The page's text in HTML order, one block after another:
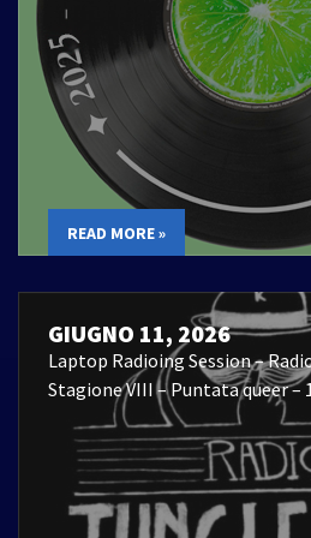
READ MORE »
GIUGNO 11, 2026
Laptop Radioing Session –
Stagione VIII – Puntata queer –